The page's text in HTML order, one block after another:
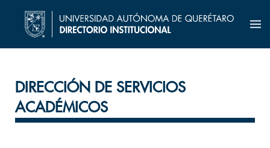
DIRECCIÓN DE SERVICIOS
ACADÉMICOS